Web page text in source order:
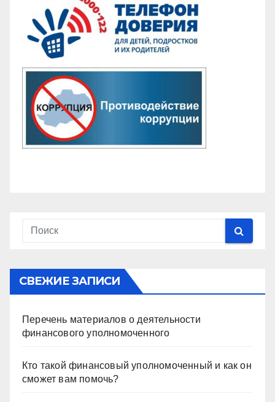
СВЕЖИЕ ЗАПИСИ
Перечень материалов о деятельности
финансового уполномоченного
Кто такой финансовый уполномоченный и как он
сможет вам помочь?